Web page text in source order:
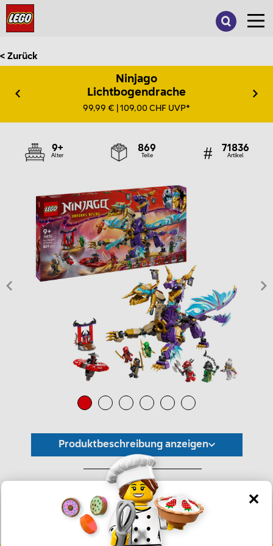
< Zurück
Ninjago
Lichtbogendrache
99,99 € | 109,00 CHF UVP*
9+
Alter
869
Teile
71836
Artikel
Produktbeschreibung anzeigen
*Unverbindliche Preisempfehlung -
Die Preisgestaltung liegt im alleinigen Ermessen des Händlers